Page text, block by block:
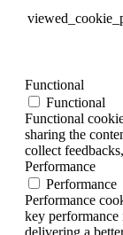
Functional
Functional
Functional
sharing the
collect
Performance
Performance
Performance
key